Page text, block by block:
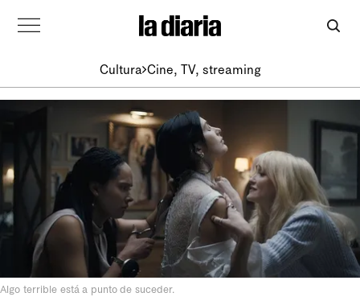
Cultura Cine, TV, streaming
Algo terrible está a punto de suceder.